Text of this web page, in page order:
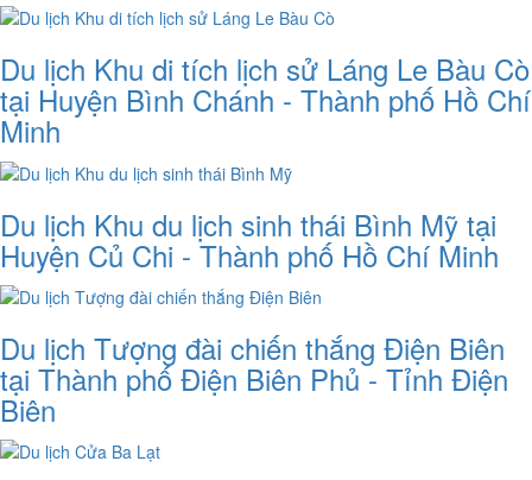
Du lịch Khu di tích lịch sử Láng Le Bàu Cò
tại Huyện Bình Chánh - Thành phố Hồ Chí
Minh
Du lịch Khu du lịch sinh thái Bình Mỹ tại
Huyện Củ Chi - Thành phố Hồ Chí Minh
Du lịch Tượng đài chiến thắng Điện Biên
tại Thành phố Điện Biên Phủ - Tỉnh Điện
Biên